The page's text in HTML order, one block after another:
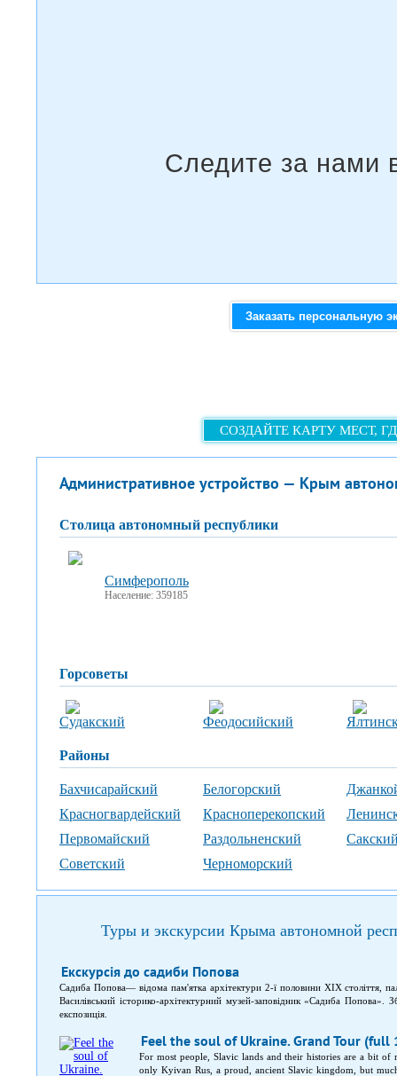
Заказать персональную
СОЗДАЙТЕ КАРТУ МЕСТ,
Административное устройство — Крым
столица автономный республики
Симферополь
Население: 359185
горсоветы
Судакский Феодосийский
районы
Бахчисарайский Белогорский
Красногвардейский
Красноперекопский
Первомайский
Раздольненский
Советский
Черноморский
Туры и экскурсии Крыма автономной
Екскурсія до садиби Попова
Садиба Попова— відома пам'ятка архітектури 2-ї половини XIX століття,
Василівський історико-архітектурний музей-заповідник «Садиба Попова».
експозиція.
Feel the soul of Ukraine. Grand Tour (full
For most people, Slavic lands and their histories are a bit
only Kyivan Rus, a proud, ancient Slavic kingdom, but